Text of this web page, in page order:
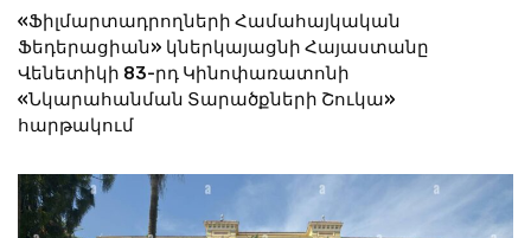
«Ֆիլմարտադրողների Համահայկական
Ֆեդերացիան» կներկայացնի Հայաստանը
Վենետիկի 83-րդ Կինոփառատոնի
«Նկարահանման Տարածքների Շուկա»
հարթակում